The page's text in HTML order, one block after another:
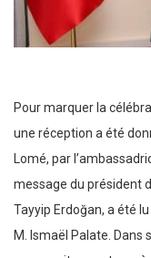
Pour marquer la
une réception a été
Lomé, par
message du président
Tayyip Erdoğan, a été
M. Ismaël Palate. Dans